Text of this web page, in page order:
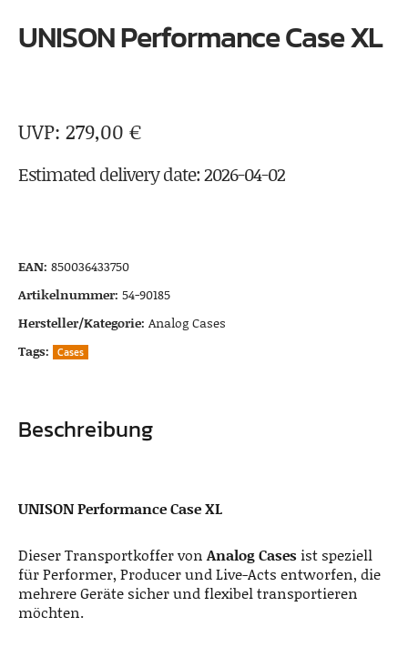
UNISON Performance Case XL
279,00 €
Estimated delivery date: 2026-04-02
EAN: 850036433750
Artikelnummer: 54-90185
Hersteller/Kategorie: Analog Cases
Tags:
Cases
Beschreibung
UNISON Performance Case XL
Dieser Transportkoffer vonAnalog Cases ist speziell
für Performer, Producer und Live-Acts entworfen, die
mehrere Geräte sicher und flexibel transportieren
möchten.